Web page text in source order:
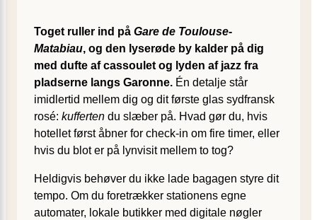
Toget ruller ind på Gare de Toulouse-
Matabiau, og den lyserøde by kalder på dig
med dufte af cassoulet og lyden af jazz fra
pladserne langs Garonne. Én detalje står
imidlertid mellem dig og dit første glas sydfransk
rosé: kufferten du slæber på. Hvad gør du, hvis
hotellet først åbner for check-in om fire timer, eller
hvis du blot er på lynvisit mellem to tog?
Heldigvis behøver du ikke lade bagagen styre dit
tempo. Om du foretrækker stationens egne
automater, lokale butikker med digitale nøgler